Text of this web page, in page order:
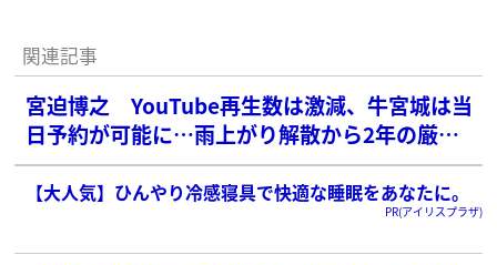
関連記事
宮迫博之 YouTube再生数は激減、牛宮城は当
日予約が可能に…雨上がり解散から2年の厳し
い現在地
【大人気】ひんやり冷感寝具で快適な睡眠をあなたに。
PR(アイリスプラザ)